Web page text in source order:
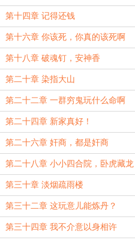
第十四章 记得还钱
第十六章 你该死，你真的该死啊
第十八章 破魂钉，安神香
第二十章 染指大山
第二十二章 一群穷鬼玩什么命啊
第二十四章 新家真好！
第二十六章 奸商，都是奸商
第二十八章 小小四合院，卧虎藏龙
啊
第三十章 淡烟疏雨楼
第三十二章 这玩意儿能炼丹？
第三十四章 我不介意以身相许